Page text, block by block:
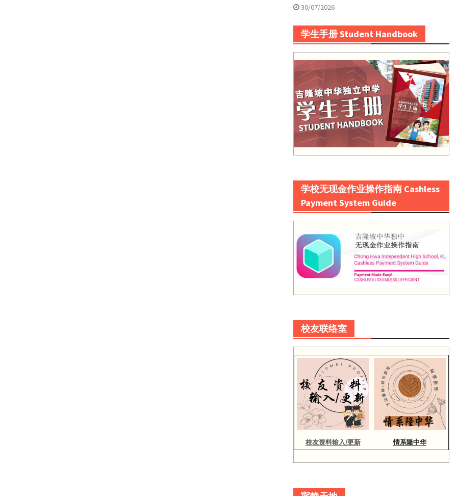
30/07/2026
学生手册 Student Handbook
学校无现金作业操作指南 Cashless
Payment System Guide
校友联络室
校友资料输入/更新 情系隆中华